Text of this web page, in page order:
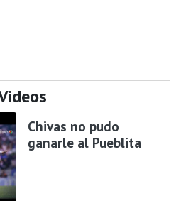
Chivas no pudo
ganarle al Pueblita